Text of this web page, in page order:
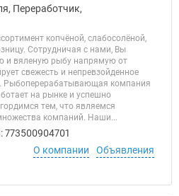
Переработчик,
копчёной, слабосолёной,
Сотрудничая с нами, Вы
и вяленую рыбу напрямую от
свежесть и непревзойденное
Рыбоперерабатывающая компания
на рынке и успешно
тем, что являемся
компаний. Наши...
О компании
Объявления